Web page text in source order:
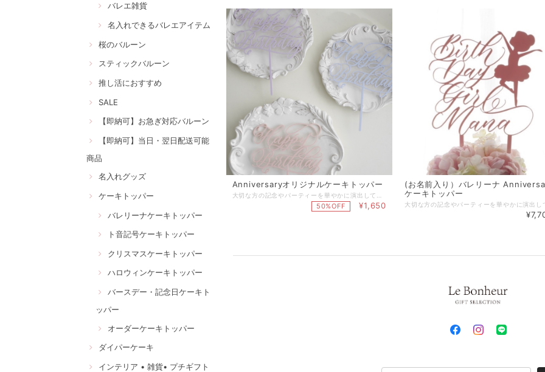
バレエ雑貨
名入れできるバレエアイテム
桜のバルーン
スティックバルーン
推し活におすすめ
SALE
【即納可】お急ぎ対応バルーン
【即納可】当日・翌日配送可能
商品
名入れグッズ
ケーキトッパー
バレリーナケーキトッパー
ト音記号ケーキトッパー
クリスマスケーキトッパー
ハロウィンケーキトッパー
バースデー・記念日ケーキト
ッパー
オーダーケーキトッパー
ダイパーケーキ
インテリア • 雑貨• プチギフト
Anniversaryオリジナルケーキトッパー
50%OFF ¥1,650
(お名前入り）バレリーナ
ケーキトッパー